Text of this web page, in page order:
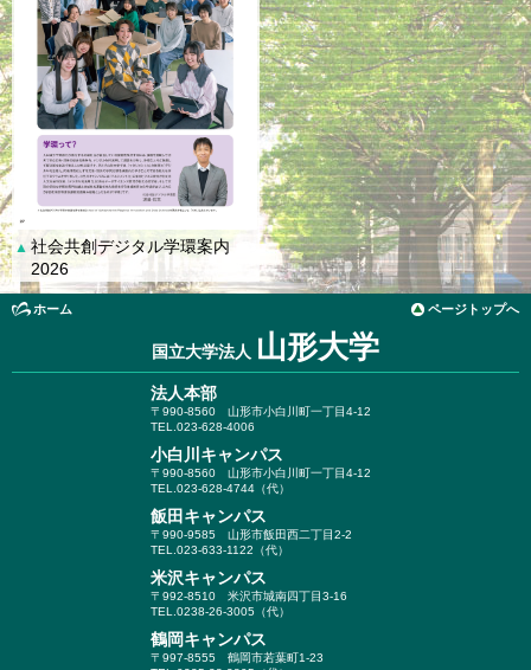
▲ 社会共創デジタル学環案内
2026
ホーム ページトップへ
国立大学法人 山形大学
法人本部
〒990-8560 山形市小白川町一丁目4-12
TEL.023-628-4006
小白川キャンパス
〒990-8560 山形市小白川町一丁目4-12
TEL.023-628-4744（代）
飯田キャンパス
〒990-9585 山形市飯田西二丁目2-2
TEL.023-633-1122（代）
米沢キャンパス
〒992-8510 米沢市城南四丁目3-16
TEL.0238-26-3005（代）
鶴岡キャンパス
〒997-8555 鶴岡市若葉町1-23